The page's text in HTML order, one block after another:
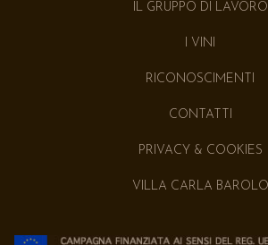
IL GRUPPO DI LAVORO
I VINI
RICONOSCIMENTI
CONTATTI
PRIVACY & COOKIES
VILLA CARLA BAROLO